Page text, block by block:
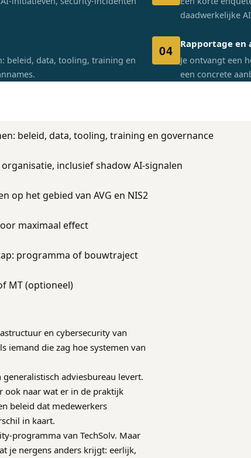
daadwerkelijke
beleid, data, tooling, training en
04 Rapportage en
Je ontvangt een
een concrete
beleid, data, tooling, training en governance
inclusief shadow AI-signalen
op het gebied van AVG en NIS2
maximaal effect
programma of bouwtraject
MT (optioneel)
en cybersecurity van
iemand die zag hoe systemen van
adviesbureau levert.
ook naar wat er in de praktijk
beleid dat medewerkers
in kaart.
programma van TechSolv. Maar
je nergens anders krijgt: eerlijk,